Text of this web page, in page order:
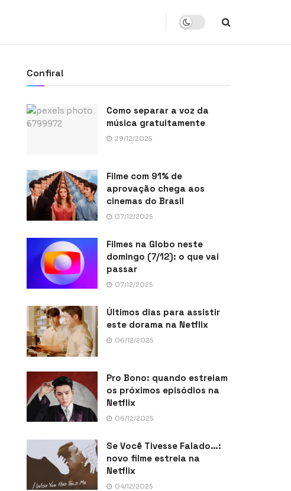
Confira!
Como separar a voz da
música gratuitamente
29/12/2025
Filme com 91% de
aprovação chega aos
cinemas do Brasil
07/12/2025
Filmes na Globo neste
domingo (7/12): o que vai
passar
07/12/2025
Últimos dias para assistir
este dorama na Netflix
06/12/2025
Pro Bono: quando estreiam
os próximos episódios na
Netflix
06/12/2025
Se Você Tivesse Falado…:
novo filme estreia na
Netflix
04/12/2025